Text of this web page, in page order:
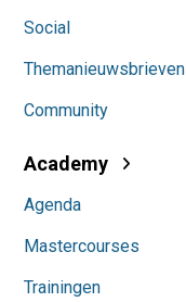
Social
Themanieuwsbrieven
Community
Academy
Agenda
Mastercourses
Trainingen